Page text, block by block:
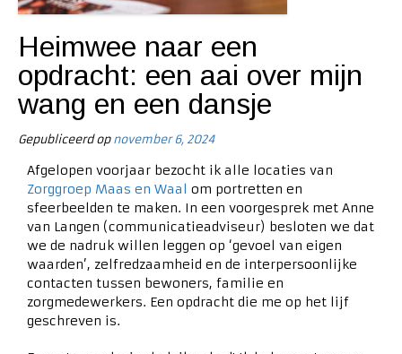
Heimwee naar een
opdracht: een aai over mijn
wang en een dansje
Gepubliceerd op november 6, 2024
Afgelopen voorjaar bezocht ik alle locaties van
Zorggroep Maas en Waal om portretten en
sfeerbeelden te maken. In een voorgesprek met Anne
van Langen (communicatieadviseur) besloten we dat
we de nadruk willen leggen op ‘gevoel van eigen
waarden’, zelfredzaamheid en de interpersoonlijke
contacten tussen bewoners, familie en
zorgmedewerkers. Een opdracht die me op het lijf
geschreven is.